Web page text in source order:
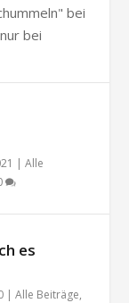
bei
bei
|Alle
es
|Alle Beiträge,